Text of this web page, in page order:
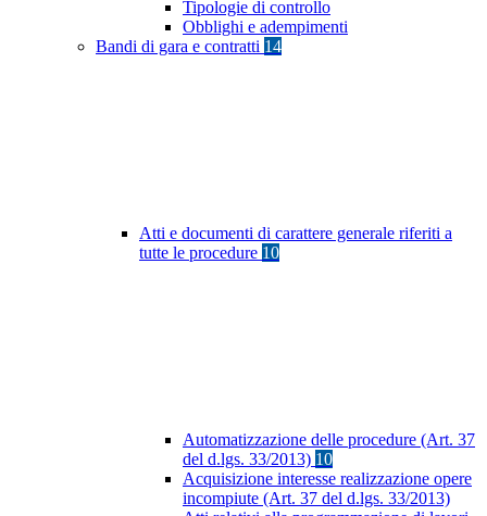
Tipologie di controllo
Obblighi e adempimenti
Bandi di gara e contratti 14
Atti e documenti di carattere generale riferiti a
tutte le procedure 10
Automatizzazione delle procedure (Art. 37
del d.lgs. 33/2013) 10
Acquisizione interesse realizzazione opere
incompiute (Art. 37 del d.lgs. 33/2013)